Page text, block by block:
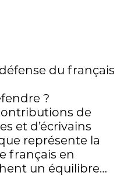
du français
?
de
et d’écrivains
représente la
français en
un équilibre…